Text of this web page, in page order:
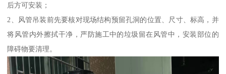
后方可安装；
2、风管吊装前先要核对现场结构预留孔洞的位置、尺寸、标高，并
将风管内外擦拭干净，严防施工中的垃圾留在风管中，安装部位的
障碍物要清理。